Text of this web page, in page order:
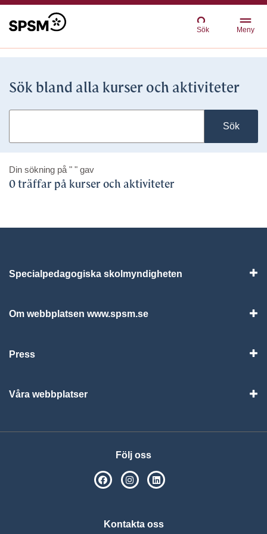
Sök Meny
Sök bland alla kurser och aktiviteter
Sök
Din sökning på " " gav
0 träffar på kurser och aktiviteter
Specialpedagogiska skolmyndigheten
Om webbplatsen www.spsm.se
Press
Våra webbplatser
Följ oss
SPSM på Facebook
SPSM på Instagram
Kontakta oss